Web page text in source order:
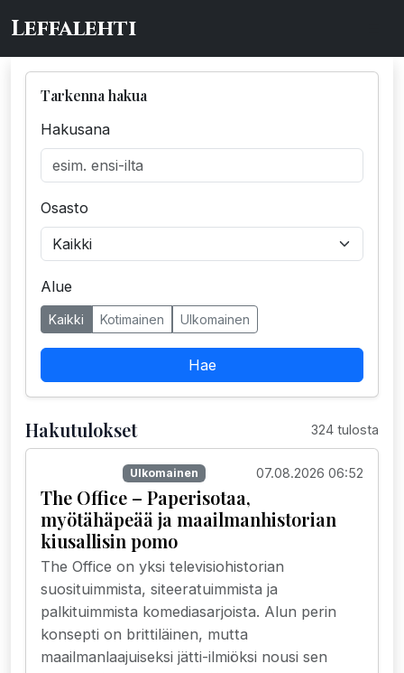
Leffalehti
Tarkenna hakua
Hakusana
Osasto
Alue
Kaikki Kotimainen Ulkomainen
Hae
Hakutulokset 324 tulosta
Ulkomainen 07.08.2026 06:52
The Office – Paperisotaa,
myötähäpeää ja maailmanhistorian
kiusallisin pomo
The Office on yksi televisiohistorian
suosituimmista, siteeratuimmista ja
palkituimmista komediasarjoista. Alun perin
konsepti on brittiläinen, mutta
maailmanlaajuiseksi jätti-ilmiöksi nousi sen